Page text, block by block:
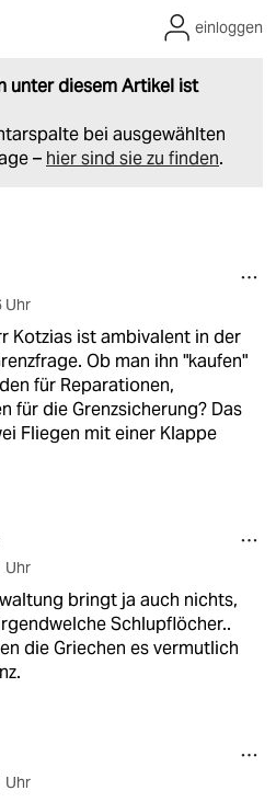
unter diesem Artikel ist
bei ausgewählten
– hier sind sie zu finden.
einloggen
Uhr
Kotzias ist ambivalent in der
Ob man ihn "kaufen"
für Reparationen,
für die Grenzsicherung? Das
Fliegen mit einer Klappe
Uhr
bringt ja auch nichts,
Schlupflöcher..
die Griechen es vermutlich
Uhr